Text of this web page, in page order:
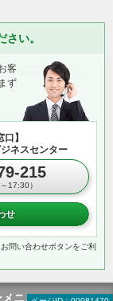
さい。
客
ず
】
ネスセンター
215
17:30）
せ
問い合わせボタンをご利
ニュー